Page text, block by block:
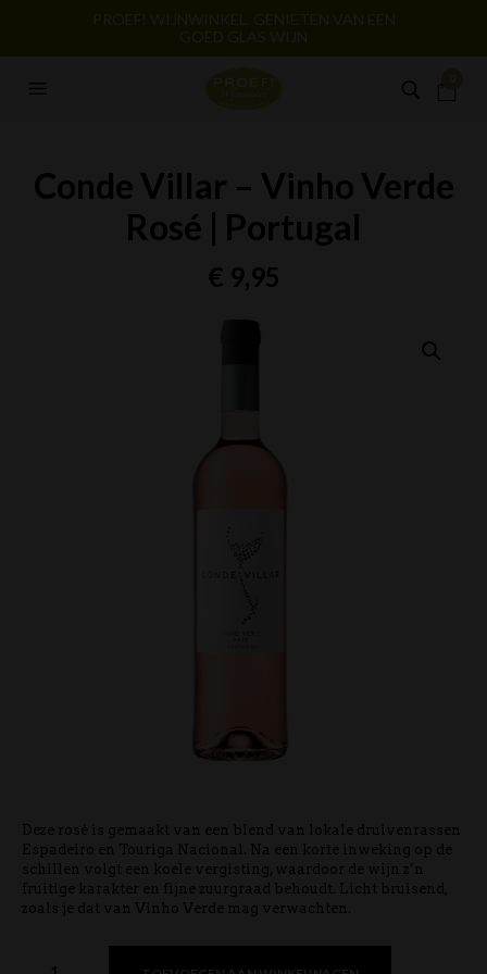
PROEF! WIJNWINKEL. GENIETEN VAN EEN
GOED GLAS WIJN
Conde Villar – Vinho Verde
Rosé | Portugal
€ 9,95
Deze rosé is gemaakt van een blend van lokale druivenrassen
Espadeiro en Touriga Nacional. Na een korte inweking op de
schillen volgt een koele vergisting, waardoor de wijn z’n
fruitige karakter en fijne zuurgraad behoudt. Licht bruisend,
zoals je dat van Vinho Verde mag verwachten.